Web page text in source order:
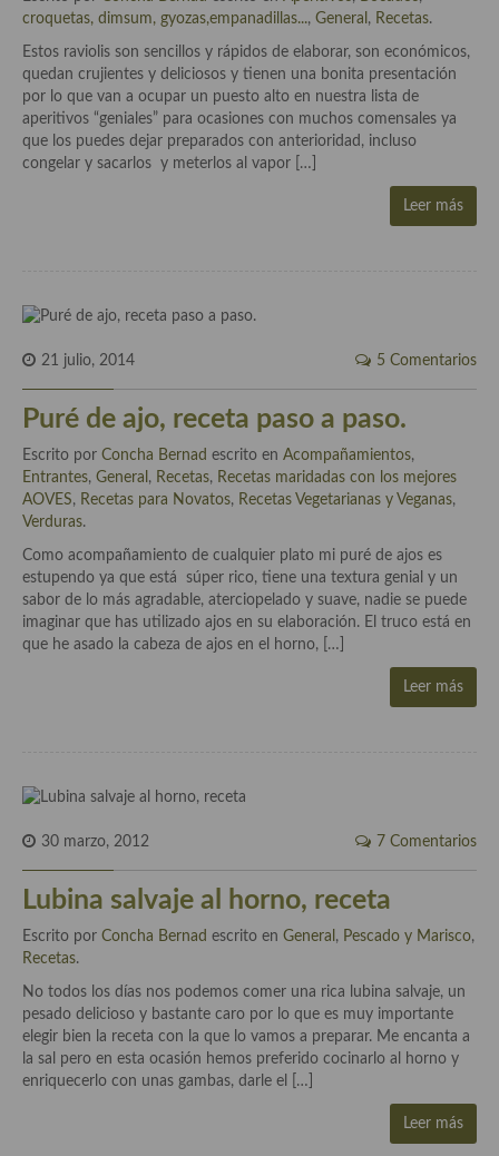
Cocina Azerí (Azerbaiyán)
Cocina de Egipto
Cocina de Tunez
Cocina Oriental
Cocina camboyana
Cocina Coreana
Cocina HIndú
Cocina China
Cocina del Pacifico
Cocina filipina
Cocina de Hawái
Cocina de Madagascar
Cocina callejera
Cocina fusión
Cocinas de España
Cocina Andaluza
Cocina Aragonesa
croquetas, dimsum, gyozas,empanadillas..., General , Recetas.
Estos raviolis son sencillos y rápidos de elaborar, son económicos,
quedan crujientes y deliciosos y tienen una bonita presentación
por lo que van a ocupar un puesto alto en nuestra lista de
aperitivos “geniales” para ocasiones con muchos comensales ya
que los puedes dejar preparados con anterioridad, incluso
congelar y sacarlos y meterlos al vapor […]
Leer más
21 julio, 2014 5 Comentarios
Puré de ajo, receta paso a paso.
Escrito por Concha Bernad escrito en Acompañamientos,
Entrantes, General , Recetas, Recetas maridadas con los mejores
AOVES, Recetas para Novatos, Recetas Vegetarianas y Veganas,
Verduras.
Como acompañamiento de cualquier plato mi puré de ajos es
estupendo ya que está súper rico, tiene una textura genial y un
sabor de lo más agradable, aterciopelado y suave, nadie se puede
imaginar que has utilizado ajos en su elaboración. El truco está en
que he asado la cabeza de ajos en el horno, […]
Leer más
30 marzo, 2012 7 Comentarios
Lubina salvaje al horno, receta
Escrito por Concha Bernad escrito en General , Pescado y Marisco,
Recetas.
No todos los días nos podemos comer una rica lubina salvaje, un
pesado delicioso y bastante caro por lo que es muy importante
elegir bien la receta con la que lo vamos a preparar. Me encanta a
la sal pero en esta ocasión hemos preferido cocinarlo al horno y
enriquecerlo con unas gambas, darle el […]
Leer más